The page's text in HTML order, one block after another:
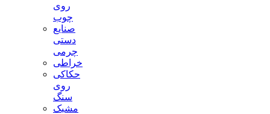
روی
چوب
صنایع
دستی
چرمی
خراطی
حکاکی
روی
سنگ
مشبک